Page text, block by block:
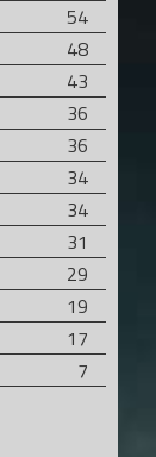
54
48
43
36
36
34
34
31
29
19
17
7